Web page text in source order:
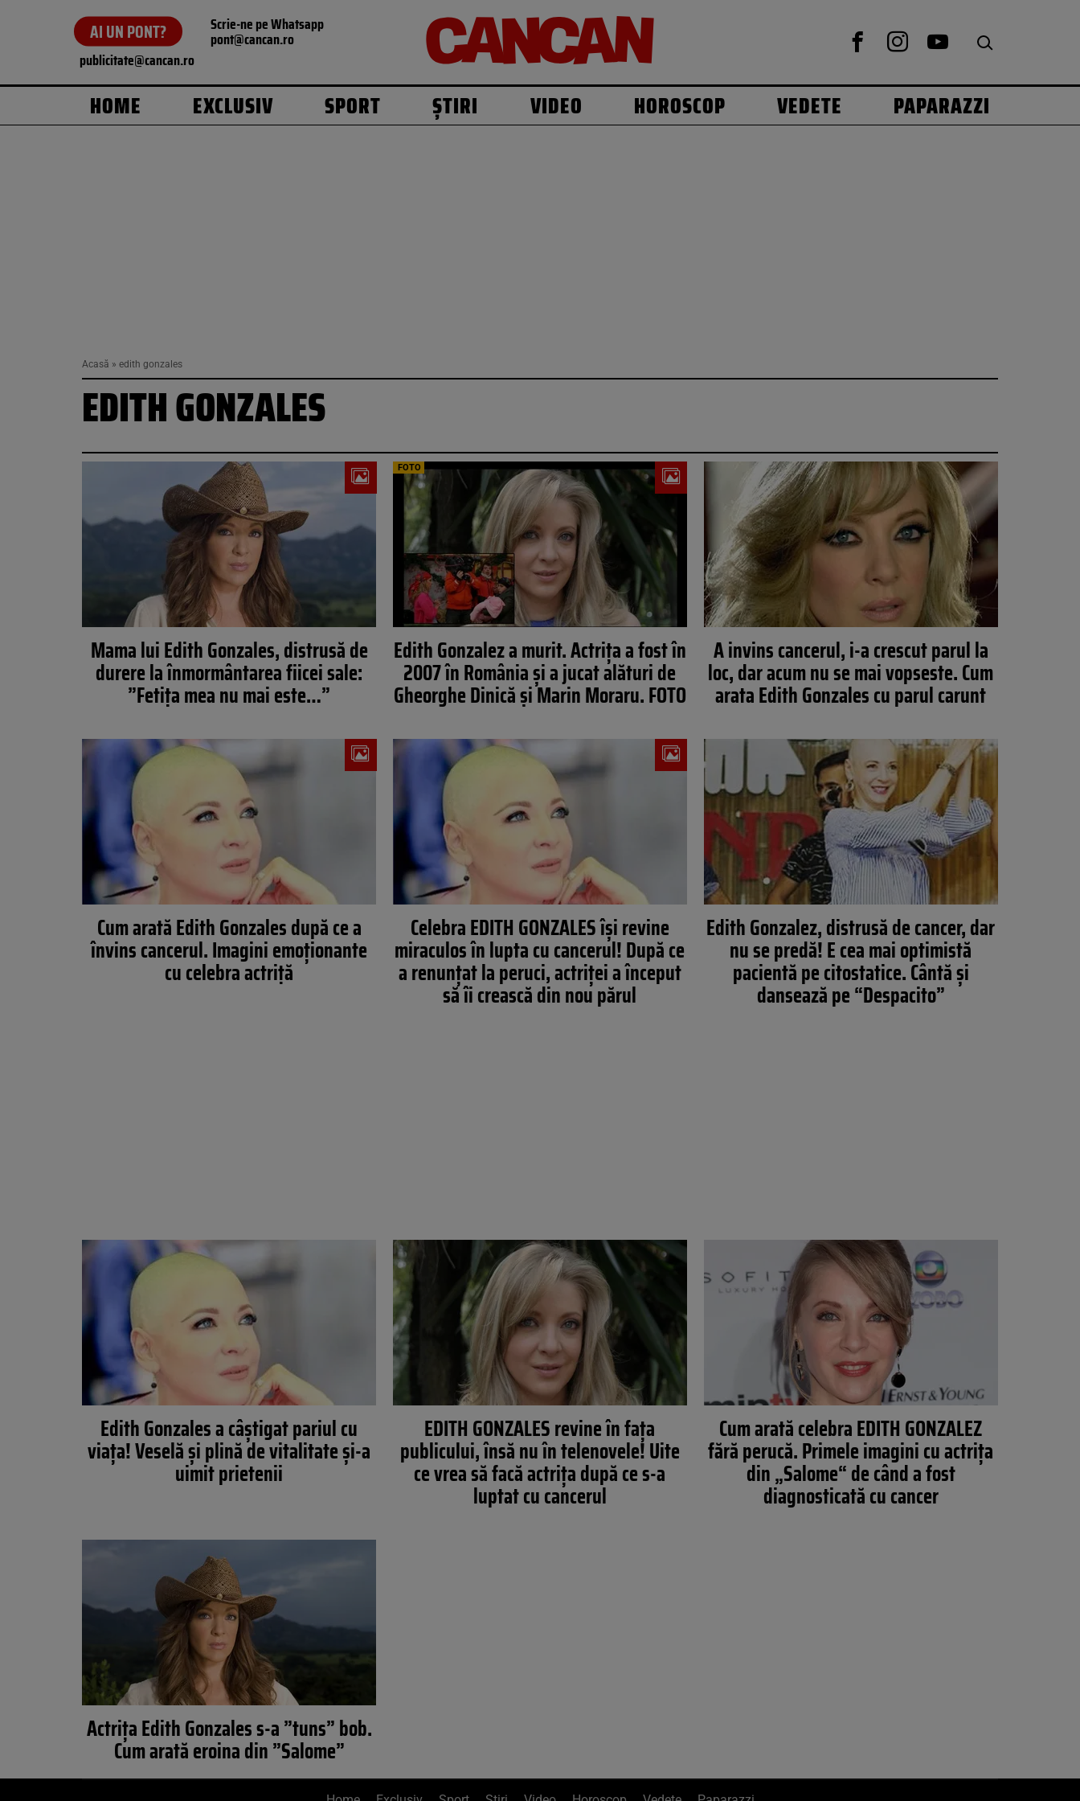
AI UN PONT? Scrie-ne pe Whatsapp
pont@cancan.ro
publicitate@cancan.ro
HOME EXCLUSIV SPORT ȘTIRI VIDEO HOROSCOP VEDETE PAPARAZZI
Acasă » edith gonzales
EDITH GONZALES
Mama lui Edith Gonzales, distrusă de
durere la înmormântarea fiicei sale:
”Fetița mea nu mai este…”
FOTO
Edith Gonzalez a murit. Actrița a fost în
2007 în România și a jucat alături de
Gheorghe Dinică și Marin Moraru. FOTO
A invins cancerul, i-a crescut parul la
loc, dar acum nu se mai vopseste. Cum
arata Edith Gonzales cu parul carunt
Cum arată Edith Gonzales după ce a
învins cancerul. Imagini emoţionante
cu celebra actriţă
Celebra EDITH GONZALES îşi revine
miraculos în lupta cu cancerul! După ce
a renunţat la peruci, actriţei a început
să îi crească din nou părul
Edith Gonzalez, distrusă de cancer, dar
nu se predă! E cea mai optimistă
pacientă pe citostatice. Cântă şi
dansează pe “Despacito”
Edith Gonzales a câştigat pariul cu
viaţa! Veselă şi plină de vitalitate şi-a
uimit prietenii
EDITH GONZALES revine în faţa
publicului, însă nu în telenovele! Uite
ce vrea să facă actriţa după ce s-a
luptat cu cancerul
Cum arată celebra EDITH GONZALEZ
fără perucă. Primele imagini cu actriţa
din „Salome“ de când a fost
diagnosticată cu cancer
Actriţa Edith Gonzales s-a ”tuns” bob.
Cum arată eroina din ”Salome”